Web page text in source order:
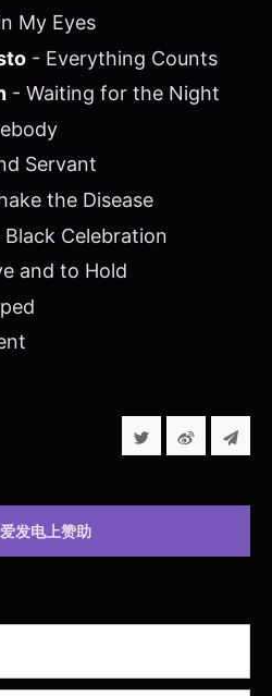
My Eyes
- Everything Counts
- Waiting for the Night
Servant
the Disease
Black Celebration
and to Hold
发电上赞助